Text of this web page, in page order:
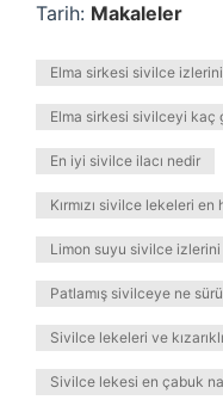
Tarih: Makaleler
Elma sirkesi sivilce
Elma sirkesi sivilceyi kaç
En iyi sivilce ilacı nedir
Kırmızı sivilce lekeleri en
Limon suyu sivilce
Patlamış sivilceye ne
Sivilce lekeleri ve
Sivilce lekesi en çabuk